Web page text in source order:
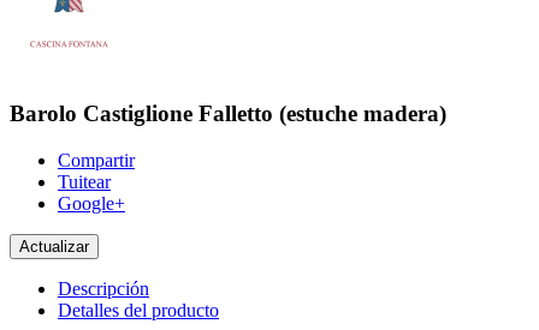
Barolo Castiglione Falletto (estuche madera)
Compartir
Tuitear
Google+
Descripción
Detalles del producto